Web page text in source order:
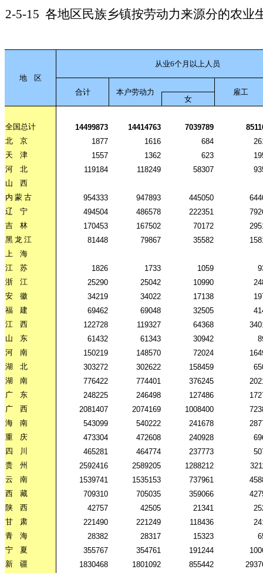
2-5-15 各地区民族乡镇按劳动力来源分的农业
地 区
从业6个月以上人员
合计 本户劳动力
雇工
女
全国总计 14499873 14414763 7039789
北
京 1877 1616 684
天
津 1557 1362 623
河
北 119184 118249 58307
山
西
内 蒙 古 954333 947893 445050
辽
宁 494504 486578 222351
吉
林 170453 167502 70172
黑 龙 江 81448 79867 35582
上
海
江
苏 1826 1733 1059
浙
江 25290 25042 10990
安
徽 34219 34022 17138
福
建 69462 69048 32505
江
西 122728 119327 64368
山
东 61432 61343 30942
河
南 150219 148570 72024
湖
北 303272 302622 158459
湖
南 776422 774401 376245
广
东 248225 246498 127486
广
西 2081407 2074169 1008400
海
南 543099 540222 241678
重
庆 473304 472608 240928
四
川 465281 464774 237773
贵
州 2592416 2589205 1288212
云
南 1539741 1535153 737961
西
藏 709310 705035 359066
陕
西 42757 42505 21341
甘
肃 221490 221249 118436
青
海 28382 28317 15323
宁
夏 355767 354761 191244
新
疆 1830468 1801092 855442